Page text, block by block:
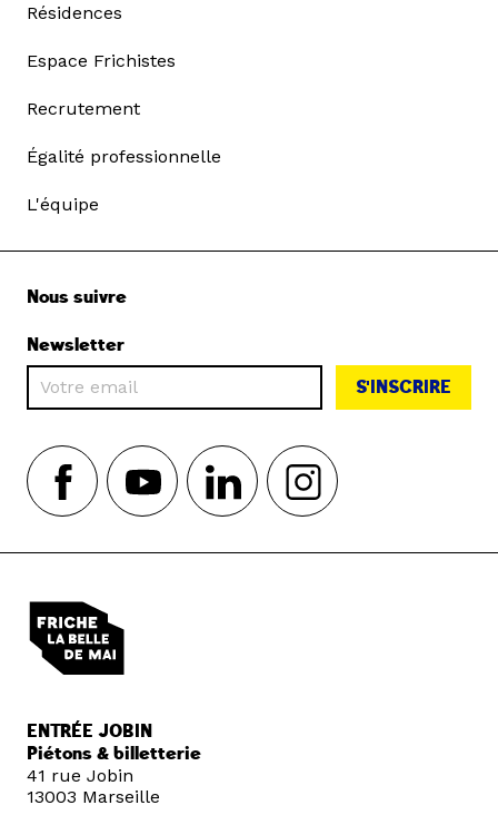
Résidences
Espace Frichistes
Recrutement
Égalité professionnelle
L'équipe
Nous suivre
Newsletter
S'INSCRIRE
ENTRÉE JOBIN
Piétons & billetterie
41 rue Jobin
13003 Marseille